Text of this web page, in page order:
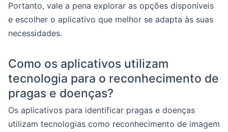
Portanto, vale a pena explorar as opções disponíveis
e escolher o aplicativo que melhor se adapta às suas
necessidades.
Como os aplicativos utilizam
tecnologia para o reconhecimento de
pragas e doenças?
Os aplicativos para identificar pragas e doenças
utilizam tecnologias como reconhecimento de imagem